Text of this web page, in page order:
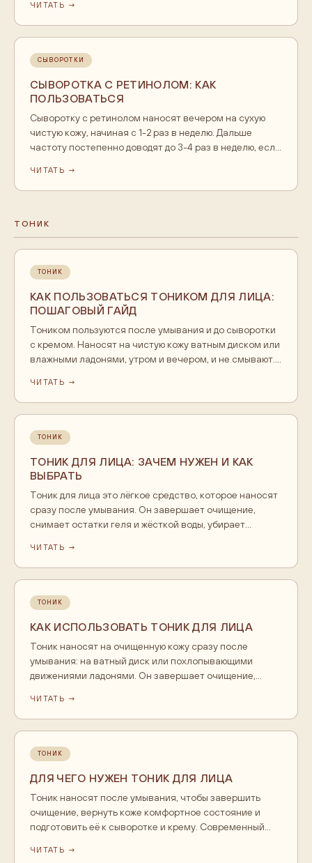
работают в паре: сыворотка питает, крем закрывает
влагу.
ЧИТАТЬ →
СЫВОРОТКИ
СЫВОРОТКА С РЕТИНОЛОМ: КАК
ПОЛЬЗОВАТЬСЯ
Сыворотку с ретинолом наносят вечером на сухую
чистую кожу, начиная с 1-2 раз в неделю. Дальше
частоту постепенно доводят до 3-4 раз в неделю, если
увлажняющий крем. Утром обязательна
солнцезащита. Ретинол не сочетают в одном уходе с
беременности и грудном вскармливании. Лёгкое
покраснение и шелушение в первые недели
ожидаемы.
ЧИТАТЬ →
ТОНИК
ТОНИК
КАК ПОЛЬЗОВАТЬСЯ ТОНИКОМ ДЛЯ ЛИЦА:
ПОШАГОВЫЙ ГАЙД
Тоником пользуются после умывания и до сыворотки
с кремом. Наносят на чистую кожу ватным диском или
влажными ладонями, утром и вечером, и не смывают.
типу кожи, а тоник с кислотами используют реже и по
графику. Умывание тоник не заменяет, он дополняет
уход.
ЧИТАТЬ →
ТОНИК
ТОНИК ДЛЯ ЛИЦА: ЗАЧЕМ НУЖЕН И КАК
ВЫБРАТЬ
Тоник для лица это лёгкое средство, которое наносят
сразу после умывания. Он завершает очищение,
снимает остатки геля и жёсткой воды, убирает
Современный тоник не обязан содержать спирт и не
должен жечь. Наносят его до сыворотки, а поры он
делает визуально чище и матовее, не меняя их
размер.
ЧИТАТЬ →
ТОНИК
КАК ИСПОЛЬЗОВАТЬ ТОНИК ДЛЯ ЛИЦА
Тоник наносят на очищенную кожу сразу после
умывания: на ватный диск или похлопывающими
движениями ладонями. Он завершает очищение,
её к сыворотке и крему. Пользуются тоником утром и
вечером каждый день. Ждать высыхания не нужно,
следующий шаг наносят по влажной коже.
ЧИТАТЬ →
ТОНИК
ДЛЯ ЧЕГО НУЖЕН ТОНИК ДЛЯ ЛИЦА
Тоник наносят после умывания, чтобы завершить
очищение, вернуть коже комфортное состояние и
подготовить её к сыворотке и крему. Современный
ухаживающий шаг: увлажняет, мягко обновляет кожу
ЧИТАТЬ →